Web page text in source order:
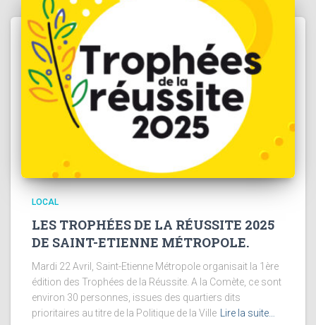
LOCAL
LES TROPHÉES DE LA RÉUSSITE 2025
DE SAINT-ETIENNE MÉTROPOLE.
Mardi 22 Avril, Saint-Etienne Métropole organisait la 1ère
édition des Trophées de la Réussite. A la Comète, ce sont
environ 30 personnes, issues des quartiers dits
prioritaires au titre de la Politique de la Ville Lire la suite…